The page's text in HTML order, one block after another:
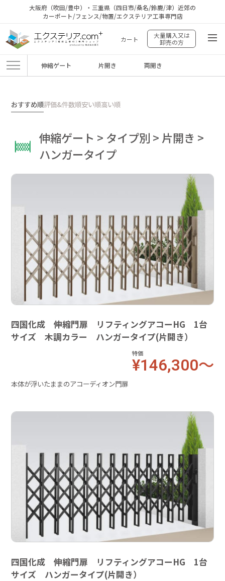
大阪府（吹田/豊中）・三重県（四日市/桑名/鈴鹿/津）近郊の
カーポート/フェンス/物置/エクステリア工事専門店
カート
大量購入又は
卸売の方
伸縮ゲート 片開き 両開き
おすすめ順評価&件数順安い順高い順
伸縮ゲート > タイプ別 > 片開き >
ハンガータイプ
四国化成 伸縮門扉 リフティングアコーHG 1台
サイズ 木調カラー ハンガータイプ(片開き）
特価
¥146,300～
本体が浮いたままのアコーディオン門扉
四国化成 伸縮門扉 リフティングアコーHG 1台
サイズ ハンガータイプ(片開き）